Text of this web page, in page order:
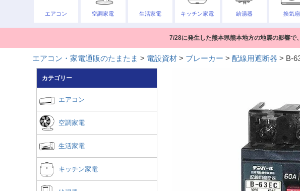
エアコン 空調家電 生活家電 キッチン家電 給湯器 換気扇
7/28に発生した熊本県熊本地方の地震の影響で
エアコン・家電通販のたまたま 電設資材 ブレーカー 配線用遮断器 B-
カテゴリー
エアコン
空調家電
生活家電
キッチン家電